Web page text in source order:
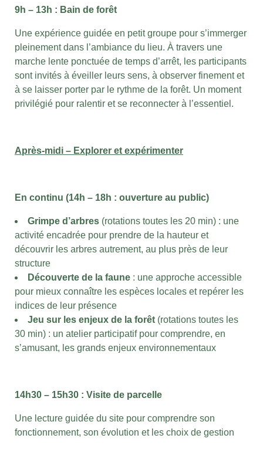
9h – 13h : Bain de forêt
Une expérience guidée en petit groupe pour s’immerger
pleinement dans l’ambiance du lieu. À travers une
marche lente ponctuée de temps d’arrêt, les participants
sont invités à éveiller leurs sens, à observer finement et
à se laisser porter par le rythme de la forêt. Un moment
privilégié pour ralentir et se reconnecter à l’essentiel.
Après-midi – Explorer et expérimenter
En continu (14h – 18h : ouverture au public)
Grimpe d’arbres (rotations toutes les 20 min) : une
activité encadrée pour prendre de la hauteur et
découvrir les arbres autrement, au plus près de leur
structure
Découverte de la faune : une approche accessible
pour mieux connaître les espèces locales et repérer les
indices de leur présence
Jeu sur les enjeux de la forêt (rotations toutes les
30 min) : un atelier participatif pour comprendre, en
s’amusant, les grands enjeux environnementaux
14h30 – 15h30 : Visite de parcelle
Une lecture guidée du site pour comprendre son
fonctionnement, son évolution et les choix de gestion